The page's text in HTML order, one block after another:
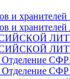
и
и